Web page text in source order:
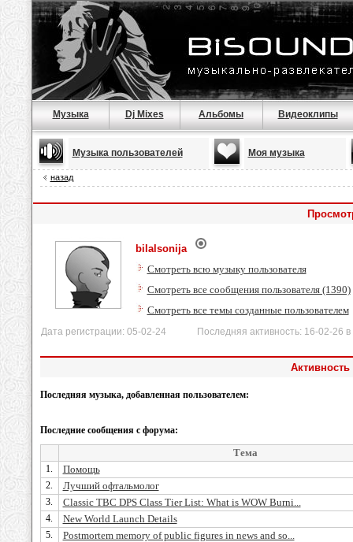
Музыка Dj Mixes Альбомы Видеоклипы
Музыка пользователей Моя музыка
назад
bilalsonija
Смотреть всю музыку пользователя
Смотреть все сообщения пользователя (1390)
Смотреть все темы созданные пользователем
Дата регистрации: 05-02-24 Последняя активность: 16-02-26 в
Последняя музыка, добавленная пользователем:
Последние сообщения с форума:
Тема
1. Помощь
2. Лучший офтальмолог
3. Classic TBC DPS Class Tier List: What is WOW Burni...
4. New World Launch Details
5. Postmortem memory of public figures in news and so...